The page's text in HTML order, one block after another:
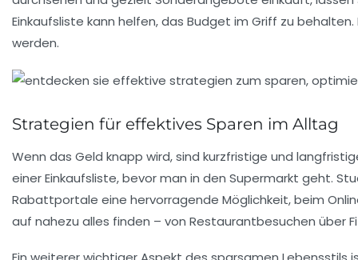
Einkaufsliste kann helfen, das Budget im Griff zu
werden.
Strategien für effektives Sparen im Alltag
Wenn das Geld knapp wird, sind kurzfristige und
einerEinkaufsliste, bevor man in den Supermarkt geht.
Rabattportale eine hervorragende Möglichkeit, beim
auf nahezu alles finden – von Restaurantbesuchen über